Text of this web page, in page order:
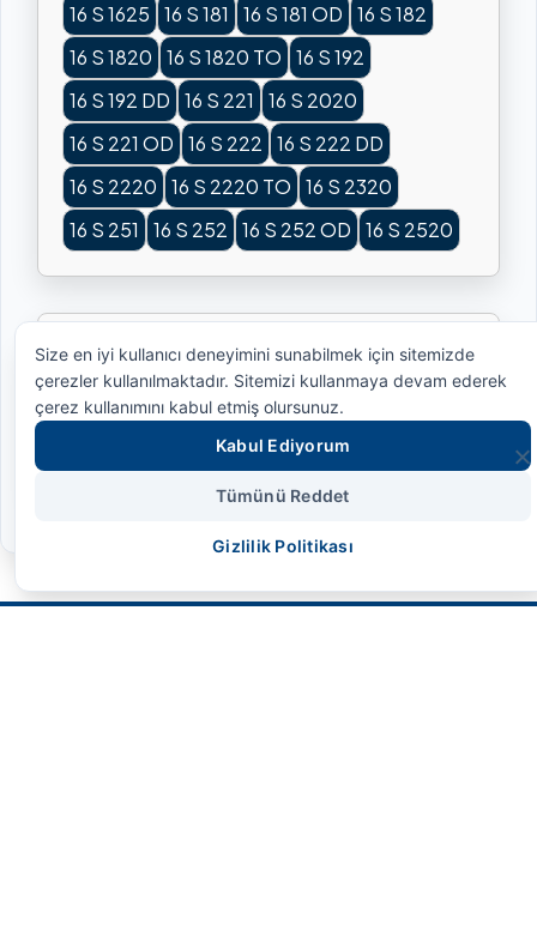
16 S 1625
16 S 181 16 S 181 OD
16 S 182
16 S 1820
16 S 1820 TO
16 S 192
16 S 192 DD
16 S 221
16 S 2020
16 S 221 OD
16 S 222
16 S 222 DD
16 S 2220
16 S 2220 TO
16 S 2320
16 S 251
16 S 252 16 S 252 OD 16 S 2520
Kullanılan Araçlar
BMC FORD MAN RENAULT
Size en iyi kullanıcı deneyimini sunabilmek için sitemizde
çerezler kullanılmaktadır. Sitemizi kullanmaya devam ederek
çerez kullanımını kabul etmiş olursunuz.
Kabul Ediyorum
Tümünü Reddet
Gizlilik Politikası